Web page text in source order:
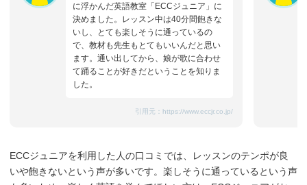
に浮かんだ英語教室「ECCジュニア」に
決めました。レッスン中は40分間飽きな
いし、とても楽しそうに通っているの
で、教材も先生もとてもいいんだと思い
ます。通い出してから、娘が歌に合わせ
て踊ることが好きだということを知りま
した。
引用元： https://www.eccjr.co.jp/
ECCジュニアを利用した人の口コミでは、レッスンのテンポが良
いや飽きないという声が多いです。楽しそうに通っているという声